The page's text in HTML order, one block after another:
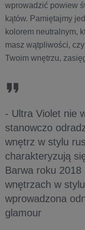
wprowadzić powiew
kątów. Pamiętajmy
kolorem neutralnym,
masz wątpliwości,
Twoim wnętrzu,
- Ultra Violet nie
stanowczo
wnętrz w stylu
charakteryzują
Barwa roku 2018
wnętrzach w
wprowadzona
glamour